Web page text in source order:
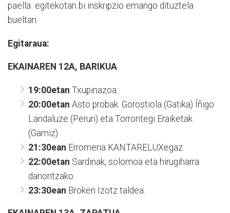
paella egitekotan bi inskripzio emango dituztela
bueltan.
Egitaraua:
EKAINAREN 12A, BARIKUA
19:00etan Txupinazoa.
20:00etan Asto probak: Gorostiola (Gatika) Íñigo
Landaluze (Peruri) eta Torrontegi Eraiketak
(Gamiz)
21:30ean Erromeria KANTARELUXegaz.
22:00etan Sardinak, solomoa eta hirugiharra
danontzako.
23:30ean Broken Izotz taldea.